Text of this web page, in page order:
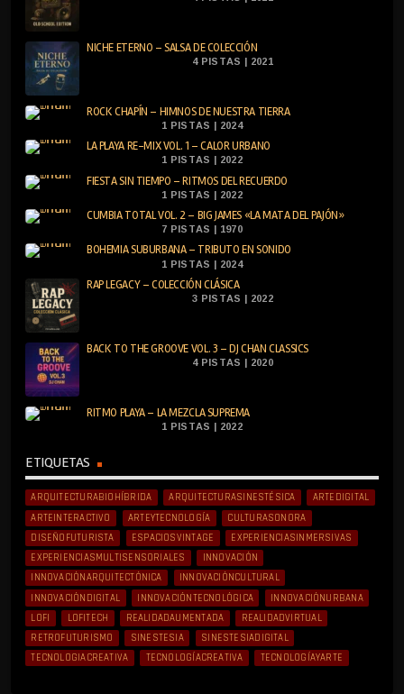
NICHE ETERNO – SALSA DE COLECCIÓN
4 PISTAS | 2021
ROCK CHAPÍN – HIMNOS DE NUESTRA TIERRA
1 PISTAS | 2024
LA PLAYA RE-MIX VOL. 1 – CALOR URBANO
1 PISTAS | 2022
FIESTA SIN TIEMPO – RITMOS DEL RECUERDO
1 PISTAS | 2022
CUMBIA TOTAL VOL. 2 – BIG JAMES «LA MATA DEL PAJÓN»
7 PISTAS | 1970
BOHEMIA SUBURBANA – TRIBUTO EN SONIDO
1 PISTAS | 2024
RAP LEGACY – COLECCIÓN CLÁSICA
3 PISTAS | 2022
BACK TO THE GROOVE VOL. 3 – DJ CHAN CLASSICS
4 PISTAS | 2020
RITMO PLAYA – LA MEZCLA SUPREMA
1 PISTAS | 2022
ETIQUETAS
ARQUITECTURABIOHÍBRIDA ARQUITECTURASINESTÉSICA
ARTEDIGITAL
ARTEINTERACTIVO
ARTEYTECNOLOGÍA
CULTURASONORA
DISEÑOFUTURISTA
ESPACIOSVINTAGE
EXPERIENCIASINMERSIVAS
EXPERIENCIASMULTISENSORIALES
INNOVACIÓN
INNOVACIÓNARQUITECTÓNICA
INNOVACIÓNCULTURAL
INNOVACIÓNDIGITAL
INNOVACIÓNTECNOLÓGICA
INNOVACIÓNURBANA
LOFI
LOFITECH REALIDADAUMENTADA
REALIDADVIRTUAL
RETROFUTURISMO
SINESTESIA
SINESTESIADIGITAL
TECNOLOGIACREATIVA
TECNOLOGÍACREATIVA TECNOLOGÍAYARTE